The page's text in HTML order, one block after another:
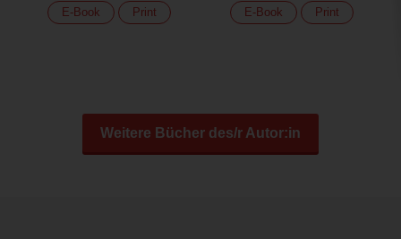
E-Book Print E-Book Print
Weitere Bücher des/r Autor:in